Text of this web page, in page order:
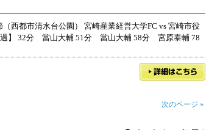
西都市清水台公園） 宮崎産業経営大学FC vs 宮崎市役
】 32分 當山大輔 51分 當山大輔 58分 宮原泰輔 78
次のページ »